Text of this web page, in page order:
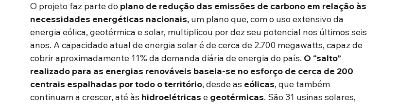
O projeto faz parte do plano de redução das emissões de carbono em relação às
necessidades energéticas nacionais, um plano que, com o uso extensivo da
energia eólica, geotérmica e solar, multiplicou por dez seu potencial nos últimos seis
anos. A capacidade atual de energia solar é de cerca de 2.700 megawatts, capaz de
cobrir aproximadamente 11% da demanda diária de energia do país. O “salto”
realizado para as energias renováveis baseia-se no esforço de cerca de 200
centrais espalhadas por todo o território, desde as eólicas, que também
continuam a crescer, até às hidroelétricas e geotérmicas. São 31 usinas solares,